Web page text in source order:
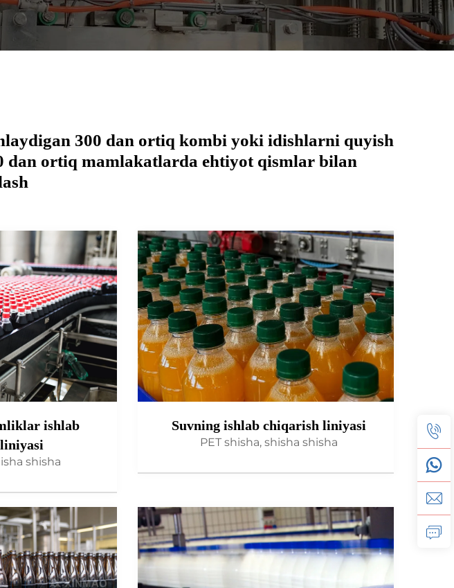
300 dan ortiq kombi yoki idishlarni quyish
ortiq mamlakatlarda ehtiyot qismlar bilan
ishlab
shisha
Suvning ishlab chiqarish liniyasi
PET shisha, shisha shisha